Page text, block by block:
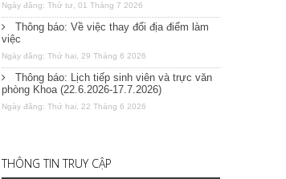
Ngày đăng: Thứ tư, 01 Tháng 7 2026
Thông báo: Về việc thay đổi địa điểm làm
việc
Ngày đăng: Thứ hai, 29 Tháng 6 2026
Thông báo: Lịch tiếp sinh viên và trực văn
phòng Khoa (22.6.2026-17.7.2026)
Ngày đăng: Thứ hai, 22 Tháng 6 2026
THÔNG TIN TRUY CẬP